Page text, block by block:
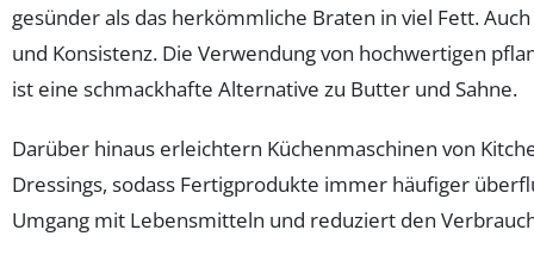
gesünder als das herkömmliche Braten in viel Fett.
und Konsistenz. Die Verwendung von hochwertigen
ist eine schmackhafte Alternative zu Butter und Sahne.
Darüber hinaus erleichtern Küchenmaschinen von
Dressings, sodass Fertigprodukte immer häufiger
Umgang mit Lebensmitteln und reduziert den